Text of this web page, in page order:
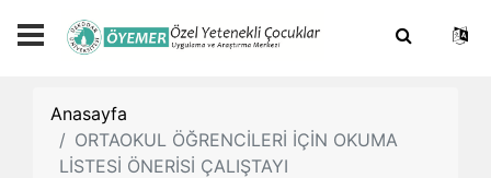
Anasayfa
ORTAOKUL ÖĞRENCİLERİ İÇİN OKUMA
LİSTESİ ÖNERİSİ ÇALIŞTAYI